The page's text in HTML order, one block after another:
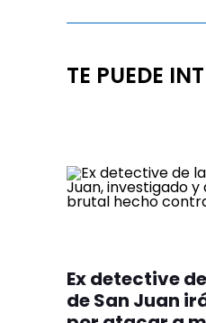
TE PUEDE
Ex detective
de San Juan